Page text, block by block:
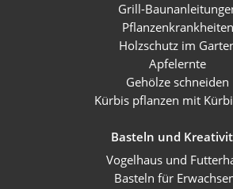
Grill-
Pflanzenkrankheiten
Holzschutz im
Apfelernte
Gehölze schneiden
Kürbis pflanzen mit
Basteln und
Vogelhaus und
Basteln für